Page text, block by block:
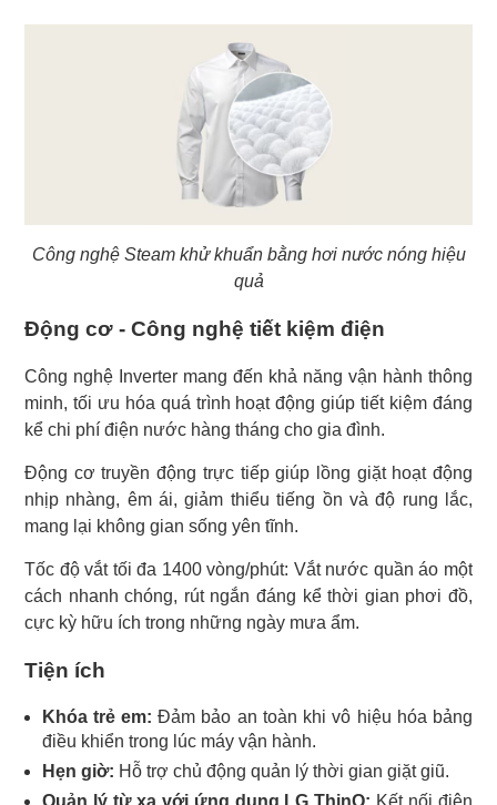
Công nghệ Steam khử khuẩn bằng hơi nước nóng hiệu
quả
Động cơ - Công nghệ tiết kiệm điện
Công nghệ Inverter mang đến khả năng vận hành thông
minh, tối ưu hóa quá trình hoạt động giúp tiết kiệm đáng
kể chi phí điện nước hàng tháng cho gia đình.
Động cơ truyền động trực tiếp giúp lồng giặt hoạt động
nhịp nhàng, êm ái, giảm thiểu tiếng ồn và độ rung lắc,
mang lại không gian sống yên tĩnh.
Tốc độ vắt tối đa 1400 vòng/phút: Vắt nước quần áo một
cách nhanh chóng, rút ngắn đáng kể thời gian phơi đồ,
cực kỳ hữu ích trong những ngày mưa ẩm.
Tiện ích
Khóa trẻ em: Đảm bảo an toàn khi vô hiệu hóa bảng
điều khiển trong lúc máy vận hành.
Hẹn giờ: Hỗ trợ chủ động quản lý thời gian giặt giũ.